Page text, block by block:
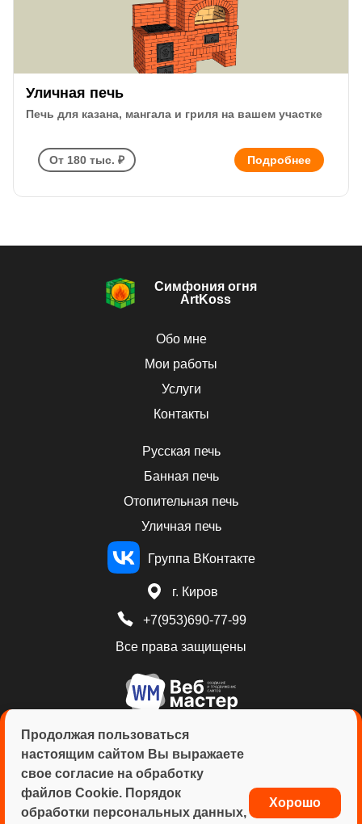
Уличная печь
Печь для казана, мангала и гриля на вашем участке
От 180 тыс. ₽ Подробнее
Симфония огня
ArtKoss
Обо мне
Мои работы
Услуги
Контакты
Русская печь
Банная печь
Отопительная печь
Уличная печь
Группа ВКонтакте
г. Киров
+7(953)690-77-99
Все права защищены
ИНН: 432901879831
Костин Сергей Михайлович
Продолжая пользоваться
настоящим сайтом Вы выражаете
свое согласие на обработку
файлов Cookie. Порядок
обработки персональных данных,
Хорошо